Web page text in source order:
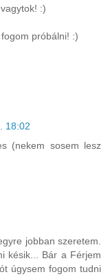
:)
próbálni! :)
18:02
(nekem sosem lesz
jobban szeretem.
késik... Bár a Férjem
úgysem fogom tudni